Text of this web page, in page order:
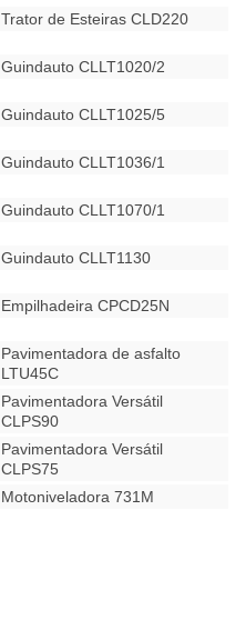
Trator de Esteiras CLD220
Guindauto CLLT1020/2
Guindauto CLLT1025/5
Guindauto CLLT1036/1
Guindauto CLLT1070/1
Guindauto CLLT1130
Empilhadeira CPCD25N
Pavimentadora de asfalto
LTU45C
Pavimentadora Versátil
CLPS90
Pavimentadora Versátil
CLPS75
Motoniveladora 731M